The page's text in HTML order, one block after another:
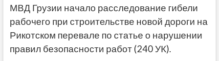
МВД Грузии начало расследование гибели
рабочего при строительстве новой дороги на
Рикотском перевале по статье о нарушении
правил безопасности работ (240 УК).